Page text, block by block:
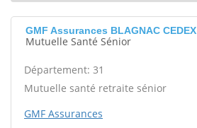
GMF Assurances BLAGNAC CEDEX
Mutuelle Santé Sénior
Département: 31
Mutuelle santé retraite sénior
GMF Assurances